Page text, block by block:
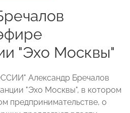
"Эхо Москвы"
Александр Бречалов
"Эхо Москвы", в котором
предпринимательстве, о